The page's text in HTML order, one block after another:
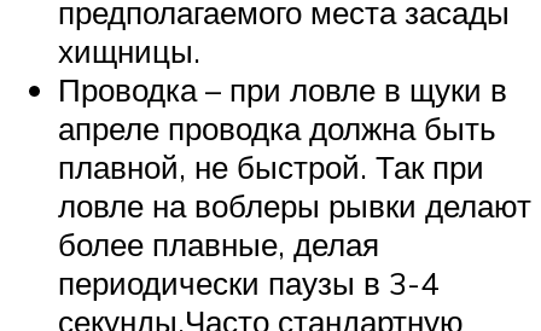
предполагаемого места засады
хищницы.
Проводка – при ловле в щуки в
апреле проводка должна быть
плавной, не быстрой. Так при
ловле на воблеры рывки делают
более плавные, делая
периодически паузы в 3-4
секунды.Часто стандартную